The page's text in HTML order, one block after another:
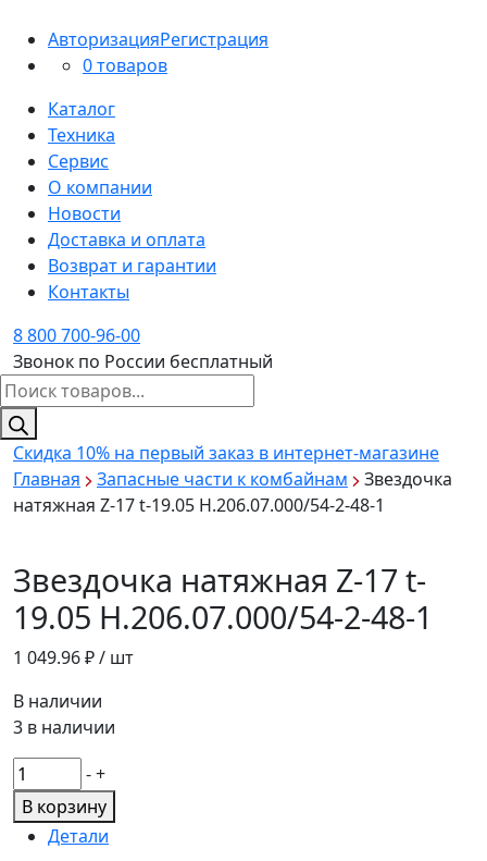
АвторизацияРегистрация
0 товаров
Каталог
Техника
Сервис
О компании
Новости
Доставка и оплата
Возврат и гарантии
Контакты
8 800 700-96-00
Звонок по России бесплатный
Поиск
товаров
Скидка 10% на первый заказ в интернет-магазине
Главная
Запасные части к комбайнам
Звездочка
натяжная Z-17 t-19.05 Н.206.07.000/54-2-48-1
Звездочка натяжная Z-17 t-
19.05 Н.206.07.000/54-2-48-1
1 049.96₽ / шт
В наличии
3 в наличии
Количество
товара
Звездочка
натяжная
-+
В корзину
Детали